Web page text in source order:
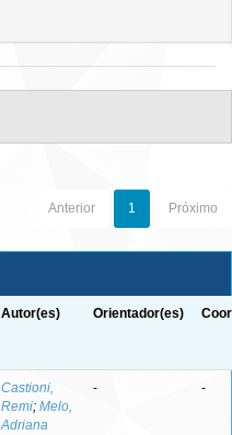
Anterior 1 Próximo
Autor(es) Orientador(es)
Castioni,
Remi; Melo,
Adriana
- -